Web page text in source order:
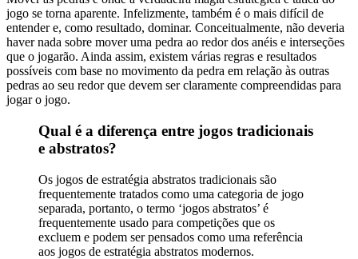
jogo se torna aparente. Infelizmente, também é o mais difícil de
entender e, como resultado, dominar. Conceitualmente, não deveria
haver nada sobre mover uma pedra ao redor dos anéis e interseções
que o jogarão. Ainda assim, existem várias regras e resultados
possíveis com base no movimento da pedra em relação às outras
pedras ao seu redor que devem ser claramente compreendidas para
jogar o jogo.
Qual é a diferença entre jogos tradicionais
e abstratos?
Os jogos de estratégia abstratos tradicionais são
frequentemente tratados como uma categoria de jogo
separada, portanto, o termo ‘jogos abstratos’ é
frequentemente usado para competições que os
excluem e podem ser pensados ​​como uma referência
aos jogos de estratégia abstratos modernos.